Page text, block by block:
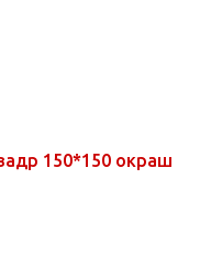
150*150 окраш